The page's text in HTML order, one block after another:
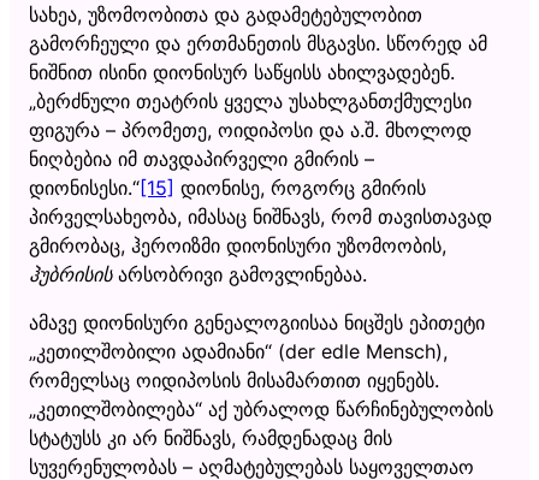
სახეა, უზომოობითა და გადამეტებულობით
გამორჩეული და ერთმანეთის მსგავსი. სწორედ ამ
ნიშნით ისინი დიონისურ საწყისს ახილვადებენ.
„ბერძნული თეატრის ყველა უსახლგანთქმულესი
ფიგურა – პრომეთე, ოიდიპოსი და ა.შ. მხოლოდ
ნიღბებია იმ თავდაპირველი გმირის –
დიონისესი.“[15] დიონისე, როგორც გმირის
პირველსახეობა, იმასაც ნიშნავს, რომ თავისთავად
გმირობაც, ჰეროიზმი დიონისური უზომოობის,
ჰუბრისისარსობრივი გამოვლინებაა.
ამავე დიონისური გენეალოგიისაა ნიცშეს ეპითეტი
„კეთილშობილი ადამიანი“ (der edle Mensch),
რომელსაც ოიდიპოსის მისამართით იყენებს.
„კეთილშობილება“ აქ უბრალოდ წარჩინებულობის
სტატუსს კი არ ნიშნავს, რამდენადაც მის
სუვერენულობას – აღმატებულებას საყოველთაო